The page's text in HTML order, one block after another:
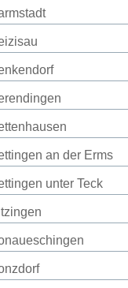
an der Erms
unter Teck